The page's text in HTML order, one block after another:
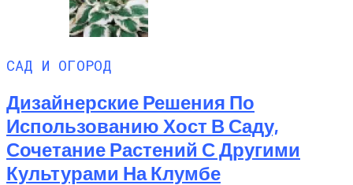
САД И ОГОРОД
Дизайнерские Решения По
Использованию Хост В Саду,
Сочетание Растений С Другими
Культурами На Клумбе